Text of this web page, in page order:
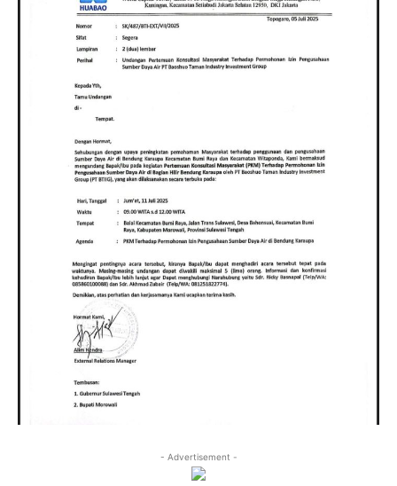
- Advertisement -